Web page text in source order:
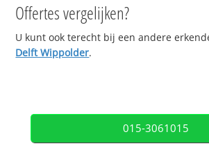
Offertes vergelijken?
U kunt ook terecht bij een andere
Delft Wippolder.
015-3061015